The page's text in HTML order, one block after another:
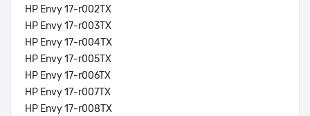
HP Envy 17-r002TX
HP Envy 17-r003TX
HP Envy 17-r004TX
HP Envy 17-r005TX
HP Envy 17-r006TX
HP Envy 17-r007TX
HP Envy 17-r008TX